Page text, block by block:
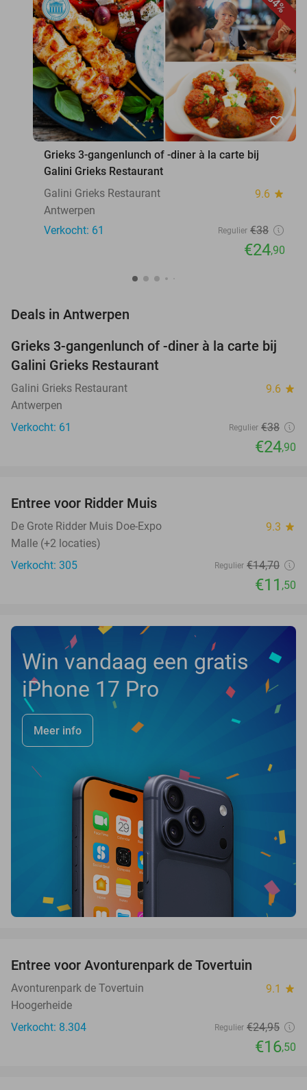
favorite_border
Grieks 3-gangenlunch of -diner à la carte bij
Galini Grieks Restaurant
Galini Grieks Restaurant
9.6 star
Antwerpen
Verkocht: 61
Regulier €38
€24,90
Deals in Antwerpen
34%
Grieks 3-gangenlunch of -diner à la carte bij
Galini Grieks Restaurant
Galini Grieks Restaurant 9.6 star
Antwerpen
Verkocht: 61
Regulier €38
€24,90
TODAY
Entree voor Ridder Muis
De Grote Ridder Muis Doe-Expo 9.3 star
Malle (+2 locaties)
Verkocht: 305
Regulier €14,70
€11 ,50
Win vandaag een gratis
iPhone 17 Pro
Meer info
Entree voor Avonturenpark de Tovertuin
Avonturenpark de Tovertuin 9.1 star
Hoogerheide
Verkocht: 8.304
Regulier €24,95
€16,50